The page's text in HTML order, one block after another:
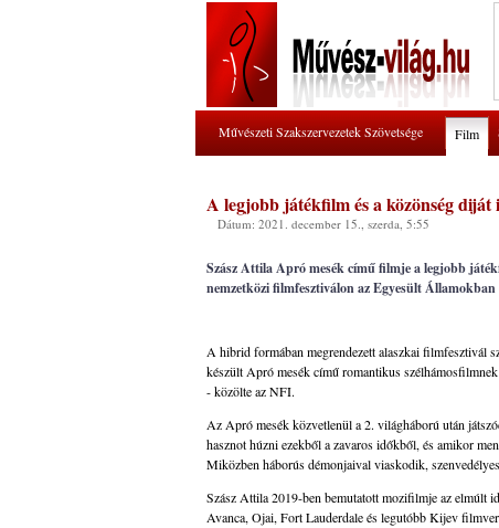
Művészeti Szakszervezetek Szövetsége Film
A legjobb játékfilm és a közönség
Dátum: 2021. december 15., szerda, 5:55
Szász Attila Apró mesék című filmje a legjobb
nemzetközi filmfesztiválon az Egyesült
A hibrid formában megrendezett alaszkai filmfesztivál
készült Apró mesék című romantikus
- közölte az NFI.
Az Apró mesék közvetlenül a 2. világháború után
hasznot húzni ezekből a zavaros időkből, és amikor
Miközben háborús démonjaival viaskodik,
Szász Attila 2019-ben bemutatott mozifilmje az elmúlt
Avanca, Ojai, Fort Lauderdale és legutóbb Kijev